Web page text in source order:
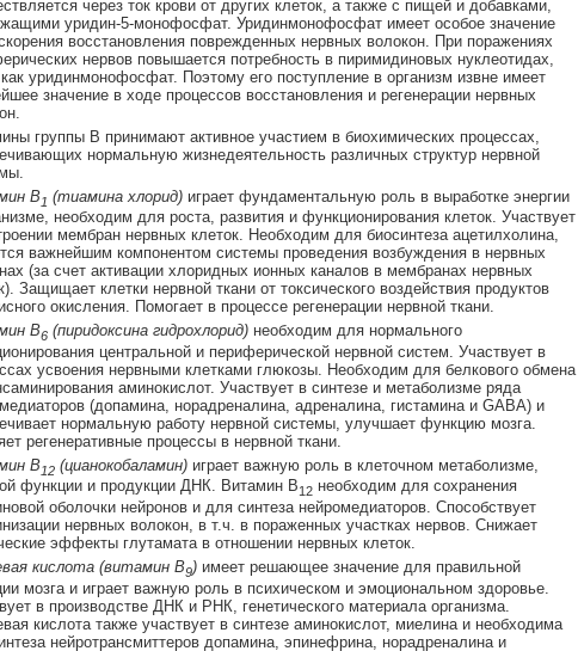
через ток крови от других клеток, а также с пищей и добавками,
уридин-5-монофосфат. Уридинмонофосфат имеет особое значение
восстановления поврежденных нервных волокон. При поражениях
нервов повышается потребность в пиримидиновых нуклеотидах,
как уридинмонофосфат. Поэтому его поступление в организм извне имеет
значение в ходе процессов восстановления и регенерации нервных
группы В принимают активное участием в биохимических процессах,
нормальную жизнедеятельность различных структур нервной
В1 (тиамина хлорид)играет фундаментальную роль в выработке энергии
необходим для роста, развития и функционирования клеток. Участвует
мембран нервных клеток. Необходим для биосинтеза ацетилхолина,
важнейшим компонентом системы проведения возбуждения в нервных
(за счет активации хлоридных ионных каналов в мембранах нервных
Защищает клетки нервной ткани от токсического воздействия продуктов
окисления. Помогает в процессе регенерации нервной ткани.
В6(пиридоксина гидрохлорид)необходим для нормального
центральной и периферической нервной систем. Участвует в
усвоения нервными клетками глюкозы. Необходим для белкового обмена
аминокислот. Участвует в синтезе и метаболизме ряда
(допамина, норадреналина, адреналина, гистамина и GABA) и
нормальную работу нервной системы, улучшает функцию мозга.
регенеративные процессы в нервной ткани.
В12(цианокобаламин)играет важную роль в клеточном метаболизме,
функции и продукции ДНК. Витамин В12необходим для сохранения
оболочки нейронов и для синтеза нейромедиаторов. Способствует
нервных волокон, в т.ч. в пораженных участках нервов. Снижает
эффекты глутамата в отношении нервных клеток.
кислота (витамин В9)имеет решающее значение для правильной
мозга и играет важную роль в психическом и эмоциональном здоровье.
в производстве ДНК и РНК, генетического материала организма.
кислота также участвует в синтезе аминокислот, миелина и необходима
нейротрансмиттеров допамина, эпинефрина, норадреналина и